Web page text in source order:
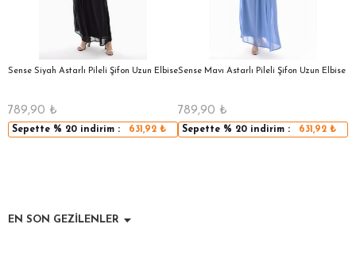
Sense Siyah Astarlı Pileli Şifon Uzun Elbise
789,90 ₺
Sepette % 20 indirim : 631,92₺
Sense Mavı Astarlı Pileli Şifon Uzun Elbise
789,90 ₺
Sepette % 20 indirim : 631,92₺
EN SON GEZİLENLER